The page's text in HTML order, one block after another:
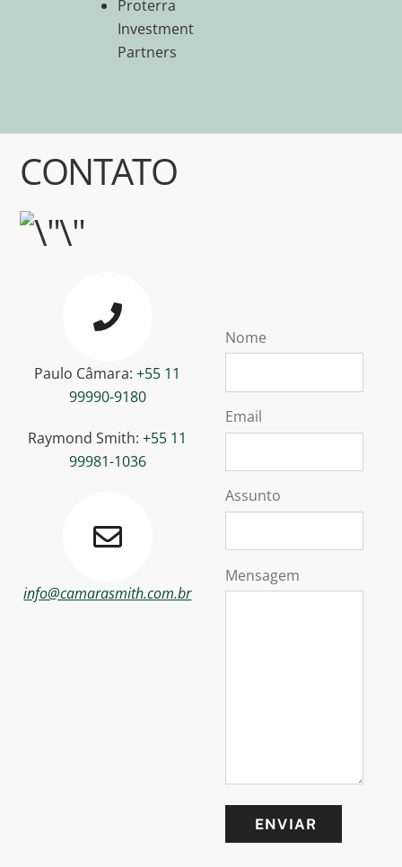
Proterra
Investment
Partners
CONTATO
Paulo Câmara:+55 11
99990-9180
Raymond Smith:+55 11
99981-1036
info@camarasmith.com.br
Nome
Email
Assunto
Mensagem
ENVIAR